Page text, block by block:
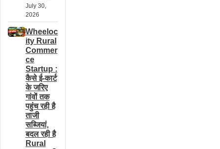
July 30,
2026
Wheeloc
ity Rural
Commer
ce
Startup :
कैसे ई-कार्ट
के जरिए
गांवों तक
पहुंच रही है
ताजी
सब्जियां,
बदल रही है
Rural